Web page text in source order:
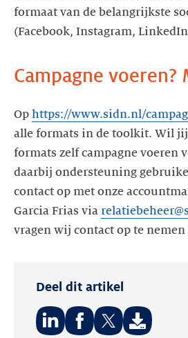
formaat van de belangrijkste
(Facebook, Instagram,
Campagne voeren?
Op https://www.sidn.nl/
alle formats in de toolkit. Wil jij
formats zelf campagne voeren
daarbij ondersteuning
contact op met onze
Garcia Frias via
vragen wij contact op te
Deel dit artikel